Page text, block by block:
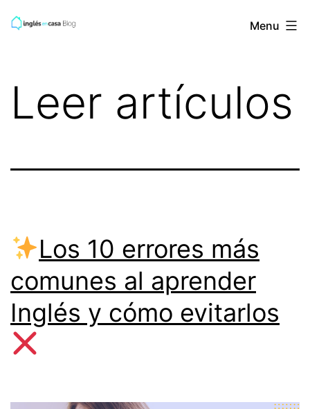
BLOG
CASA
Menu
Leer artículos
Los 10 errores más
comunes al aprender
Inglés y cómo evitarlos